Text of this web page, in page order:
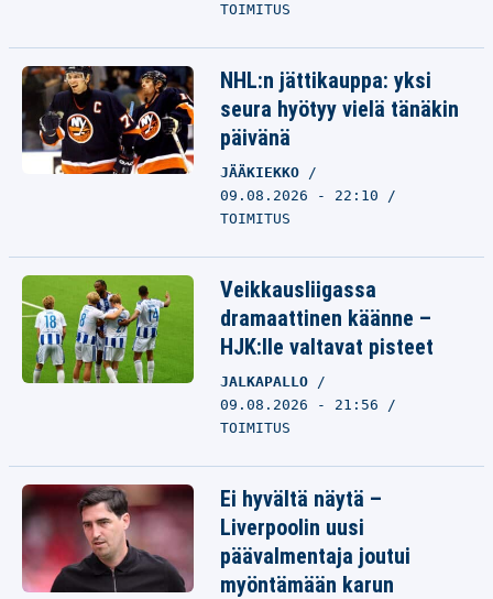
TOIMITUS
NHL:n jättikauppa: yksi
seura hyötyy vielä tänäkin
päivänä
JÄÄKIEKKO
09.08.2026 - 22:10
TOIMITUS
Veikkausliigassa
dramaattinen käänne –
HJK:lle valtavat pisteet
JALKAPALLO
09.08.2026 - 21:56
TOIMITUS
Ei hyvältä näytä –
Liverpoolin uusi
päävalmentaja joutui
myöntämään karun